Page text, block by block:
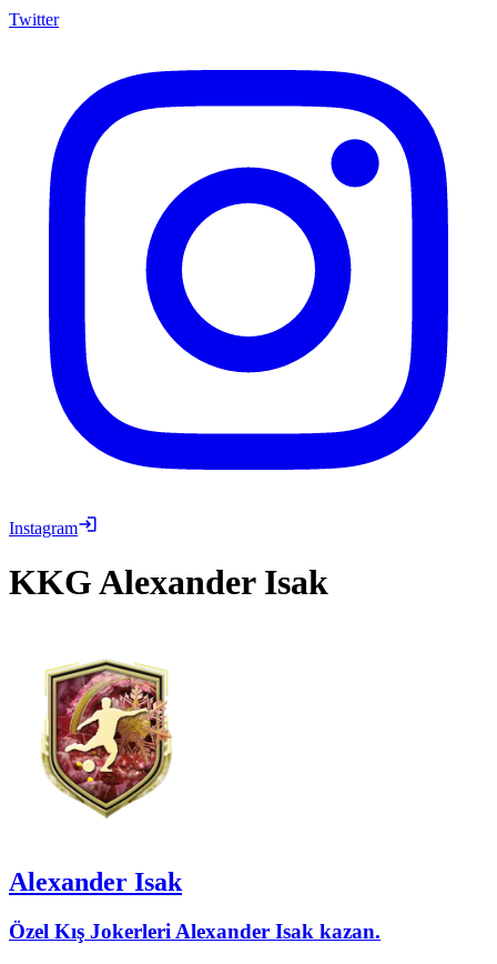
Twitter
Instagram
KKGAlexander Isak
Alexander Isak
Özel Kış Jokerleri Alexander Isak kazan.